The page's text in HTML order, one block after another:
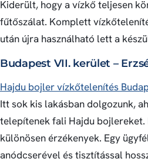
Kiderült, hogy a vízkő teljesen
fűtőszálat. Komplett
után újra használható lett a
Budapest VII. kerület –
Hajdu bojler vízkőtelenítés
Itt sok kis lakásban dolgozunk,
telepítenek fali Hajdu bojlereket.
különösen érzékenyek. Egy
anódcserével és tisztítással